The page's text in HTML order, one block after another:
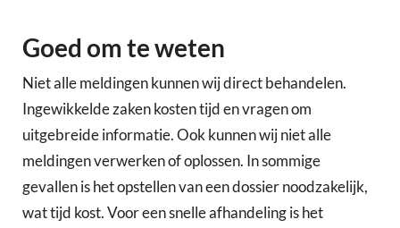
Goed om te weten
Niet alle meldingen kunnen wij direct behandelen.
Ingewikkelde zaken kosten tijd en vragen om
uitgebreide informatie. Ook kunnen wij niet alle
meldingen verwerken of oplossen. In sommige
gevallen is het opstellen van een dossier noodzakelijk,
wat tijd kost. Voor een snelle afhandeling is het